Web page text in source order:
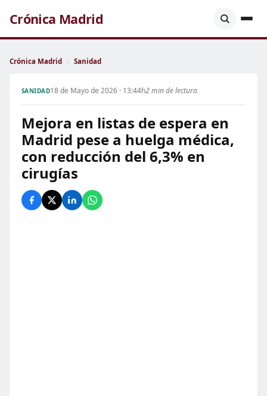
Crónica Madrid
Crónica Madrid › Sanidad
SANIDAD18 de Mayo de 2026 · 13:44h2 min de lectura
Mejora en listas de espera en
Madrid pese a huelga médica,
con reducción del 6,3% en
cirugías